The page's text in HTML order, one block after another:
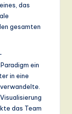
das
gesamten
ein
in eine
das Team